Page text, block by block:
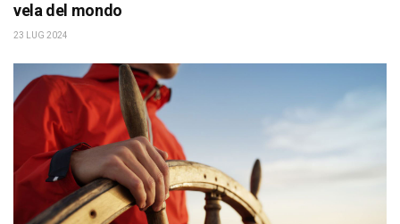
vela del mondo
23 LUG 2024